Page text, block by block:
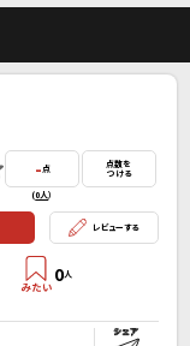
-点
(0人）
点数を
つける
レビューする
0人